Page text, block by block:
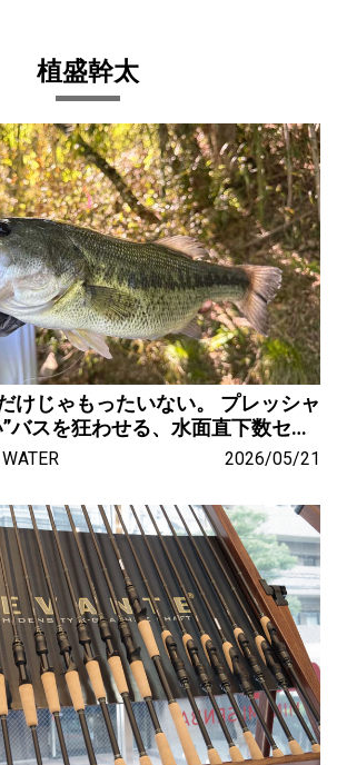
植盛幹太
けじゃもったいない。 プレッシャ
バスを狂わせる、水面直下数セン
が令和のバスフィッシング。
2026/05/21